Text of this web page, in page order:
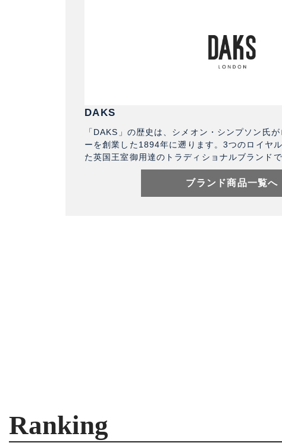
DAKS
「DAKS」の歴史は、シメオン・シンプソン氏
ーを創業した1894年に遡ります。3つのロイヤ
た英国王室御用達のトラディショナルブランドで
ブランド商品一覧へ
Ranking